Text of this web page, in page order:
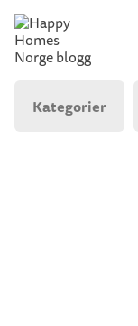
Kategorier